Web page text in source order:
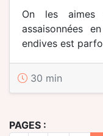
On les aimes
assaisonnées
endives est
30 min
PAGES :